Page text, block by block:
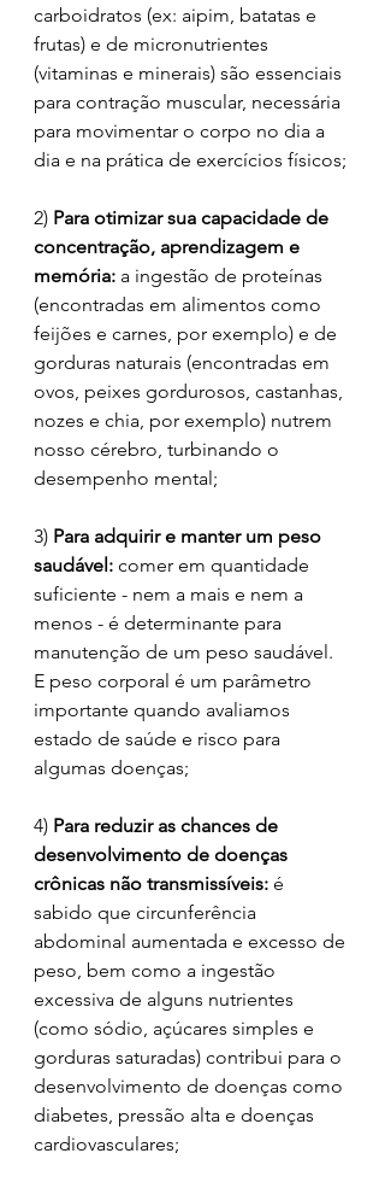
carboidratos (ex: aipim, batatas e
frutas) e de micronutrientes
(vitaminas e minerais) são essenciais
para contração muscular, necessária
para movimentar o corpo no dia a
dia e na prática de exercícios físicos;
2) Para otimizar sua capacidade de
concentração, aprendizagem e
memória: a ingestão de proteínas
(encontradas em alimentos como
feijões e carnes, por exemplo) e de
gorduras naturais (encontradas em
ovos, peixes gordurosos, castanhas,
nozes e chia, por exemplo) nutrem
nosso cérebro, turbinando o
desempenho mental;
3) Para adquirir e manter um peso
saudável: comer em quantidade
suficiente - nem a mais e nem a
menos - é determinante para
manutenção de um peso saudável.
E peso corporal é um parâmetro
importante quando avaliamos
estado de saúde e risco para
algumas doenças;
4) Para reduzir as chances de
desenvolvimento de doenças
crônicas não transmissíveis: é
sabido que circunferência
abdominal aumentada e excesso de
peso, bem como a ingestão
excessiva de alguns nutrientes
(como sódio, açúcares simples e
gorduras saturadas) contribui para o
desenvolvimento de doenças como
diabetes, pressão alta e doenças
cardiovasculares;